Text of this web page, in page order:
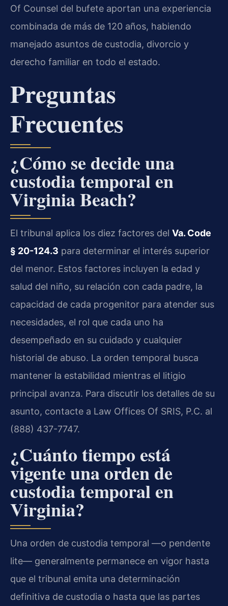
Of Counsel del bufete aportan una experiencia
combinada de más de 120 años, habiendo
manejado asuntos de custodia, divorcio y
derecho familiar en todo el estado.
Preguntas
Frecuentes
¿Cómo se decide una
custodia temporal en
Virginia Beach?
El tribunal aplica los diez factores del Va. Code
§ 20-124.3 para determinar el interés superior
del menor. Estos factores incluyen la edad y
salud del niño, su relación con cada padre, la
capacidad de cada progenitor para atender sus
necesidades, el rol que cada uno ha
desempeñado en su cuidado y cualquier
historial de abuso. La orden temporal busca
mantener la estabilidad mientras el litigio
principal avanza. Para discutir los detalles de su
asunto, contacte a Law Offices Of SRIS, P.C. al
(888) 437-7747.
¿Cuánto tiempo está
vigente una orden de
custodia temporal en
Virginia?
Una orden de custodia temporal —o pendente
lite— generalmente permanece en vigor hasta
que el tribunal emita una determinación
definitiva de custodia o hasta que las partes